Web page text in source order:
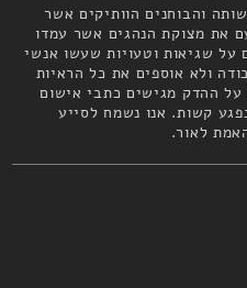
והבוחנים הוותיקים אשר
את מצוקת הנהגים אשר עמדו
על שגיאות וטעויות שעשו אנשי
ולא אוספים את כל הראיות
ההדק מגישים כתבי אישום
קשות. אנו נשמח לסייע
לאור.